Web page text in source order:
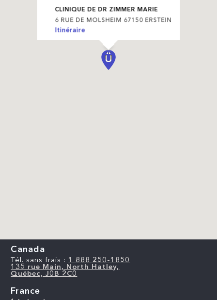
CLINIQUE DE DR ZIMMER MARIE
6 RUE DE MOLSHEIM 67150 ERSTEIN
Itinéraire
Canada
Tél. sans frais : 1 888 250-1850
135 rue Main, North Hatley,
Québec, J0B 2C0
France